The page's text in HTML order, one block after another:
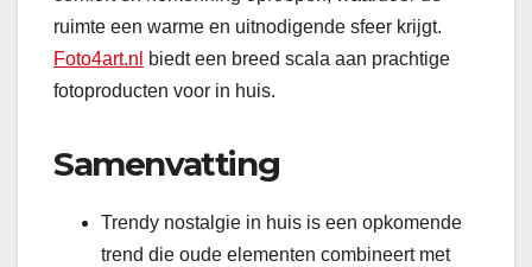
ruimte een warme en uitnodigende sfeer krijgt.
Foto4art.nl
biedt een breed scala aan prachtige
fotoproducten voor in huis.
Samenvatting
Trendy nostalgie in huis is een opkomende
trend die oude elementen combineert met